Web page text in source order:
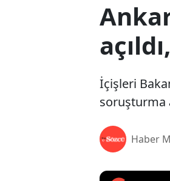
İçişleri
soruşturma
Haber